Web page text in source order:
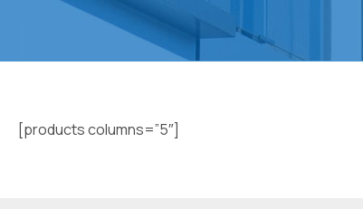
[products columns=”5″]